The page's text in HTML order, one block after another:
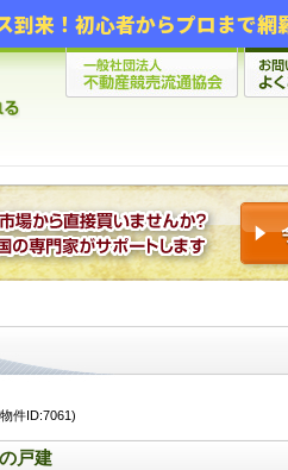
件ID:7061)
戸建